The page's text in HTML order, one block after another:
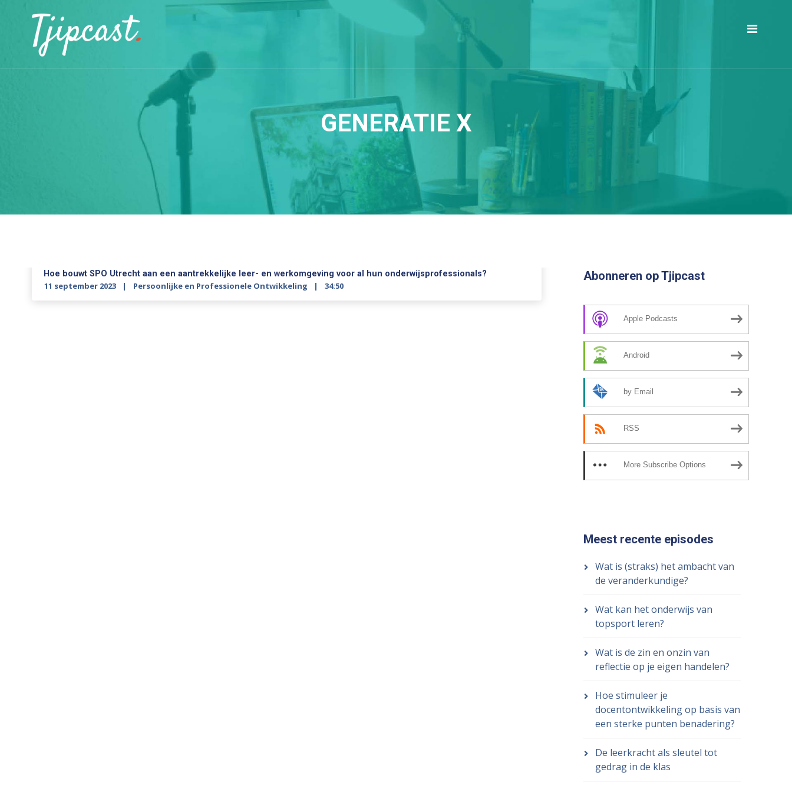
GENERATIE X
Hoe bouwt SPO Utrecht aan een aantrekkelijke leer- en werkomgeving voor al hun onderwijsprofessionals?
11 september 2023 Persoonlijke en Professionele Ontwikkeling 34:50
Abonneren op Tjipcast
Apple Podcasts
Android
by Email
RSS
More Subscribe Options
Meest recente episodes
Wat is (straks) het ambacht van
de veranderkundige?
Wat kan het onderwijs van
topsport leren?
Wat is de zin en onzin van
reflectie op je eigen handelen?
Hoe stimuleer je
docentontwikkeling op basis van
een sterke punten benadering?
De leerkracht als sleutel tot
gedrag in de klas